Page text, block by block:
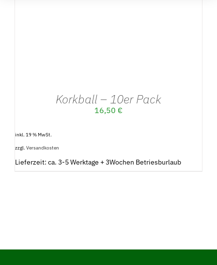
Korkball – 10er Pack
16,50 €
inkl. 19 % MwSt.
zzgl. Versandkosten
Lieferzeit: ca. 3-5 Werktage + 3Wochen Betriesburlaub